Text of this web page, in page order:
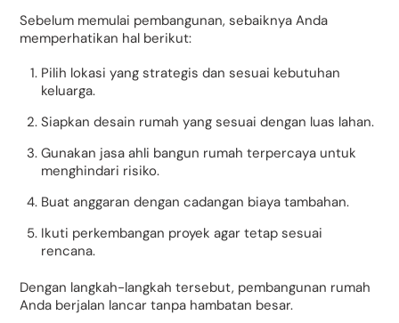
Sebelum memulai pembangunan, sebaiknya Anda
memperhatikan hal berikut:
Pilih lokasi yang strategis dan sesuai kebutuhan
keluarga.
Siapkan desain rumah yang sesuai dengan luas lahan.
Gunakan jasa ahli bangun rumah terpercaya untuk
menghindari risiko.
Buat anggaran dengan cadangan biaya tambahan.
Ikuti perkembangan proyek agar tetap sesuai
rencana.
Dengan langkah-langkah tersebut, pembangunan rumah
Anda berjalan lancar tanpa hambatan besar.